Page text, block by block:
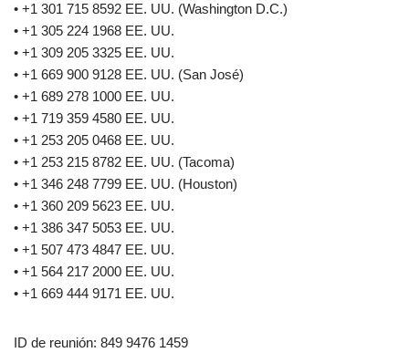
• +1 301 715 8592 EE. UU. (Washington D.C.)
• +1 305 224 1968 EE. UU.
• +1 309 205 3325 EE. UU.
• +1 669 900 9128 EE. UU. (San José)
• +1 689 278 1000 EE. UU.
• +1 719 359 4580 EE. UU.
• +1 253 205 0468 EE. UU.
• +1 253 215 8782 EE. UU. (Tacoma)
• +1 346 248 7799 EE. UU. (Houston)
• +1 360 209 5623 EE. UU.
• +1 386 347 5053 EE. UU.
• +1 507 473 4847 EE. UU.
• +1 564 217 2000 EE. UU.
• +1 669 444 9171 EE. UU.
ID de reunión: 849 9476 1459